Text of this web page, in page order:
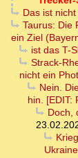
Das ist
Taurus: Die
ein Ziel
ist das T-
Strack-
nicht ein
Nein.
hin. [EDIT:
Doch,